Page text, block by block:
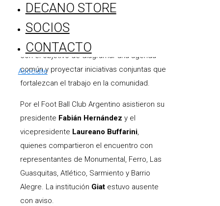
DECANO STORE
SOCIOS
CONTACTO
Asociate
En la sede de Barrio Alegre se desarrolló la
primera reunión de 2026 entre instituciones
sociales y deportivas de Trenque Lauquen,
con el objetivo de diagramar una agenda
común y proyectar iniciativas conjuntas que
fortalezcan el trabajo en la comunidad.
Por el Foot Ball Club Argentino asistieron su
presidente Fabián Hernández y el
vicepresidente Laureano Buffarini,
quienes compartieron el encuentro con
representantes de Monumental, Ferro, Las
Guasquitas, Atlético, Sarmiento y Barrio
Alegre. La institución Giat estuvo ausente
con aviso.